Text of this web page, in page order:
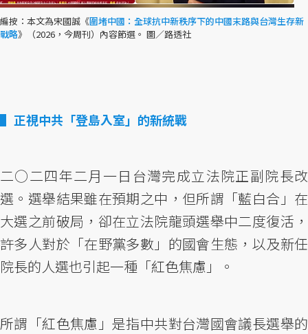
編按：本文為宋國誠《圍堵中國：全球抗中新秩序下的中國末路與台灣生存新
戰略》（2026，今周刊）內容節選。 圖／路透社
正視中共「登島入室」的新統戰
二○二四年二月一日台灣完成立法院正副院長改
選。選舉結果雖在預期之中，但所謂「藍白合」在
大選之前破局，卻在立法院龍頭選舉中二度復活，
許多人對於「在野黨多數」的國會生態，以及新任
院長的人選也引起一種「紅色焦慮」。
所謂「紅色焦慮」是指中共對台灣國會議長選舉的